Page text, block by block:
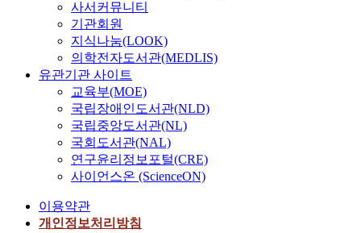
사서커뮤니티
기관회원
지식나눔(LOOK)
의학전자도서관(MEDLIS)
유관기관 사이트
교육부(MOE)
국립장애인도서관(NLD)
국립중앙도서관(NL)
국회도서관(NAL)
연구윤리정보포털(CRE)
사이언스온 (ScienceON)
이용약관
개인정보처리방침